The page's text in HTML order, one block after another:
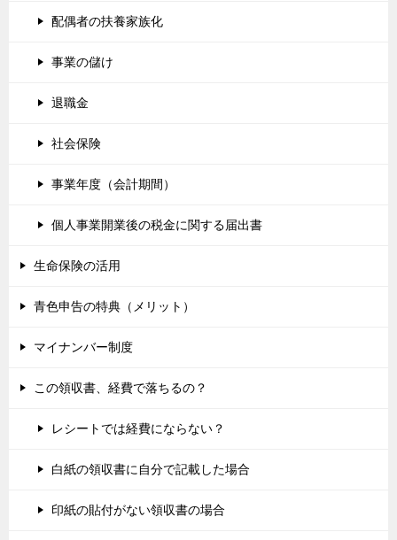
配偶者の扶養家族化
事業の儲け
退職金
社会保険
事業年度（会計期間）
個人事業開業後の税金に関する届出書
生命保険の活用
青色申告の特典（メリット）
マイナンバー制度
この領収書、経費で落ちるの？
レシートでは経費にならない？
白紙の領収書に自分で記載した場合
印紙の貼付がない領収書の場合